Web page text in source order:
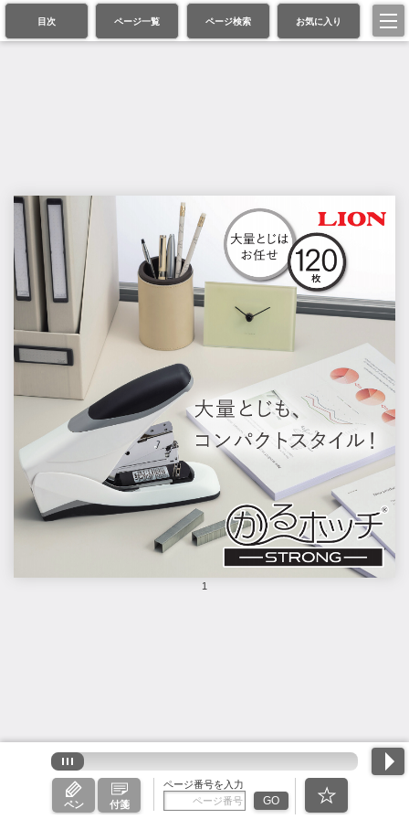
目次 ページ一覧 ページ検索 お気に入り
1
ペン 付箋
ページ番号を入力
GO